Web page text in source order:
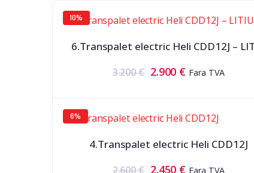
10%
6.Transpalet electric Heli CDD12J –
3.200€ 2.900 € Fara TVA
6%
4.Transpalet electric Heli CDD12J
2.600€ 2.450 € Fara TVA